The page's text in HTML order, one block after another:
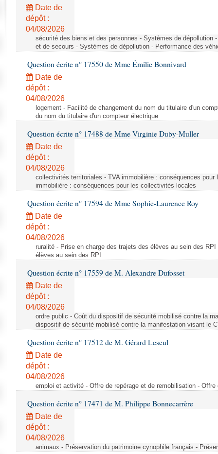
Rapports législatifs
Rapports sur l'application des lois
Baromètre de l’application des lois
Dossiers législatifs
Budget et sécurité sociale
Questions écrites et orales
Comptes rendus des débats
Date de
dépôt :
04/08/2026
sécurité des biens et des personnes - Systèmes de dépollution
et de secours - Systèmes de dépollution - Performance des
Question écrite n° 17550 de Mme Émilie Bonnivard
Date de
dépôt :
04/08/2026
logement - Facilité de changement du nom du titulaire d'un
du nom du titulaire d'un compteur électrique
Question écrite n° 17488 de Mme Virginie Duby-Muller
Date de
dépôt :
04/08/2026
collectivités territoriales - TVA immobilière : conséquences
immobilière : conséquences pour les collectivités locales
Question écrite n° 17594 de Mme Sophie-Laurence Roy
Date de
dépôt :
04/08/2026
ruralité - Prise en charge des trajets des élèves au sein des
élèves au sein des RPI
Question écrite n° 17559 de M. Alexandre Dufosset
Date de
dépôt :
04/08/2026
ordre public - Coût du dispositif de sécurité mobilisé contre la
dispositif de sécurité mobilisé contre la manifestation visant le
Question écrite n° 17512 de M. Gérard Leseul
Date de
dépôt :
04/08/2026
emploi et activité - Offre de repérage et de remobilisation -
Question écrite n° 17471 de M. Philippe Bonnecarrère
Date de
dépôt :
04/08/2026
animaux - Préservation du patrimoine cynophile français -